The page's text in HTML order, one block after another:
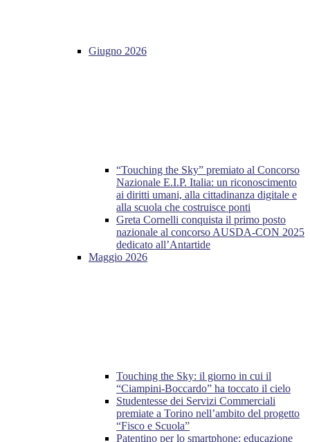
Giugno 2026
“Touching the Sky” premiato al Concorso
Nazionale E.I.P. Italia: un riconoscimento
ai diritti umani, alla cittadinanza digitale e
alla scuola che costruisce ponti
Greta Cornelli conquista il primo posto
nazionale al concorso AUSDA-CON 2025
dedicato all’Antartide
Maggio 2026
Touching the Sky: il giorno in cui il
“Ciampini-Boccardo” ha toccato il cielo
Studentesse dei Servizi Commerciali
premiate a Torino nell’ambito del progetto
“Fisco e Scuola”
Patentino per lo smartphone: educazione